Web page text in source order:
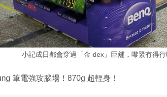
小記成日都會穿過「金 dex」巨舖，嚟緊冇得行
筆電強攻腦場！870g 超輕身！